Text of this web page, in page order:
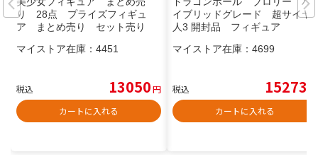
り 28点 プライズフィギュ
ア まとめ売り セット売り
マイストア在庫： 4451
税込 13050円
カートに入れる
イブリッドグレード 超サイヤ
人3 開封品 フィギュア
マイストア在庫： 4699
税込 15273
カートに入れる